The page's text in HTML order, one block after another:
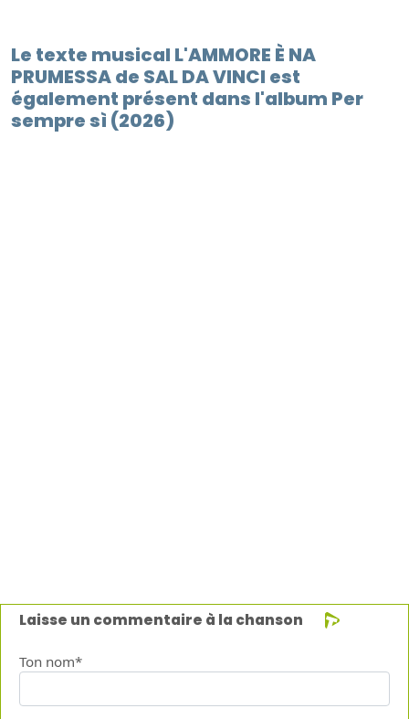
Le texte musical L'AMMORE È NA
PRUMESSA de SAL DA VINCI est
également présent dans l'album Per
sempre sì (2026)
Laisse un commentaire à la chanson
Ton nom*